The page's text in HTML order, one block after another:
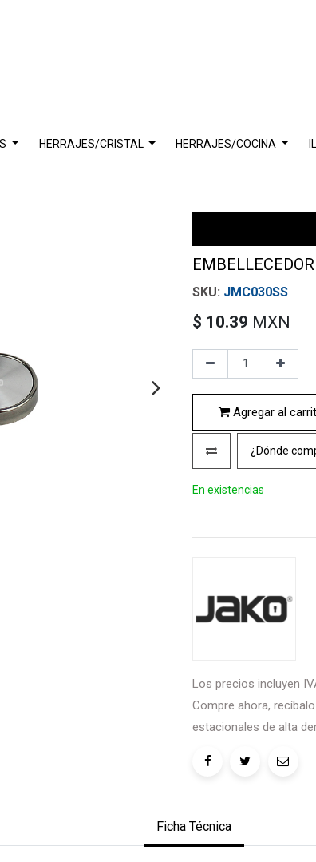
HERRAJES/CRISTAL HERRAJES/COCINA
JMC030SS
$ 10.39 MXN
Agregar al
¿Dónde
En existencias
Los precios incluyen
Compre ahora,
estacionales de alta
Ficha Técnica